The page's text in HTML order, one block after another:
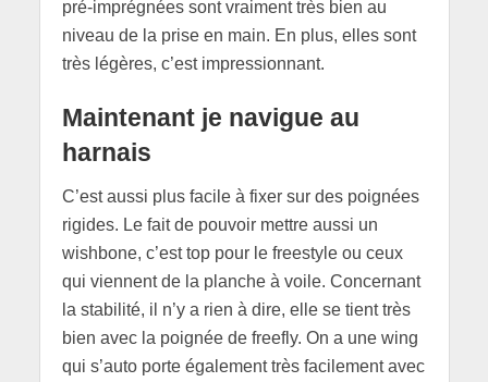
pré-imprégnées sont vraiment très bien au
niveau de la prise en main. En plus, elles sont
très légères, c’est impressionnant.
Maintenant je navigue au
harnais
C’est aussi plus facile à fixer sur des poignées
rigides. Le fait de pouvoir mettre aussi un
wishbone, c’est top pour le freestyle ou ceux
qui viennent de la planche à voile. Concernant
la stabilité, il n’y a rien à dire, elle se tient très
bien avec la poignée de freefly. On a une wing
qui s’auto porte également très facilement avec